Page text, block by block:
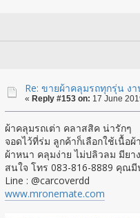
Re: ขายผ้าคลุมรถทุกรุ่น ง
« Reply #153 on: 17 June
ผ้าคลุมรถเต่า คลาสสิค น่ารักๆ
จอดไว้ที่ร่ม ลูกค้าก็เลือกใช้เนื้
ผ้าหนา คลุมง่าย ไม่ปลิวลม มียา
สนใจ โทร 083-816-8889 คุณ
Line : @carcoverdd
www.mronemate.com